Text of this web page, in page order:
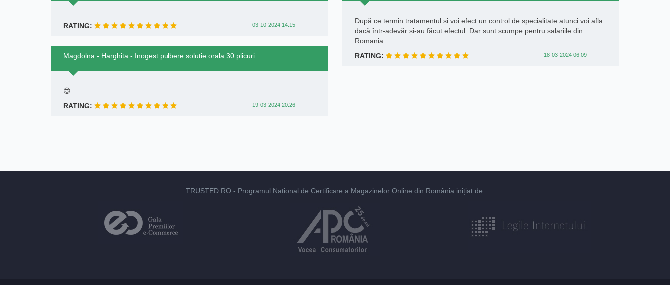
RATING: 03-10-2024 14:15
Magdolna - Harghita - Inogest pulbere solutie orala 30 plicuri
😍
RATING:
19-03-2024 20:26
După ce termin tratamentul și voi efect un control de specialitate atunci voi afla
dacă într-adevăr și-au făcut efectul. Dar sunt scumpe pentru salariile din
Romania.
RATING:
18-03-2024 06:09
TRUSTED.RO - Programul Național de Certificare a Magazinelor Online din România inițiat de: